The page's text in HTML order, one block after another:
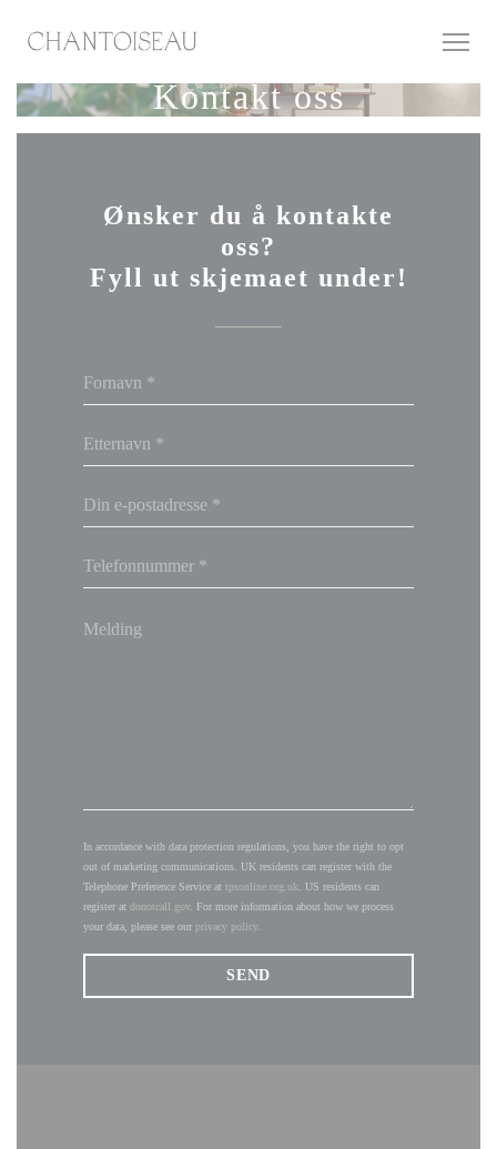
Kontakt oss
Ønsker du å kontakte
oss?
Fyll ut skjemaet under!
In accordance with data protection regulations, you have the right to opt
out of marketing communications. UK residents can register with the
Telephone Preference Service at tpsonline.org.uk . US residents can
register at donotcall.gov. For more information about how we process
your data, please see our privacy policy.